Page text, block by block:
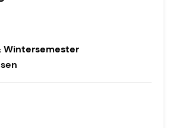
Wintersemester